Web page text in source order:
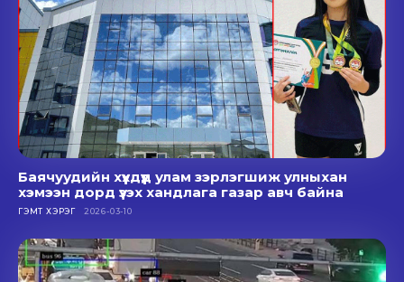
Баячуудийн хүүхдүүд улам зэрлэгшиж улныхан
хэмээн дорд үзэх хандлага газар авч байна
ГЭМТ ХЭРЭГ 2026-03-10